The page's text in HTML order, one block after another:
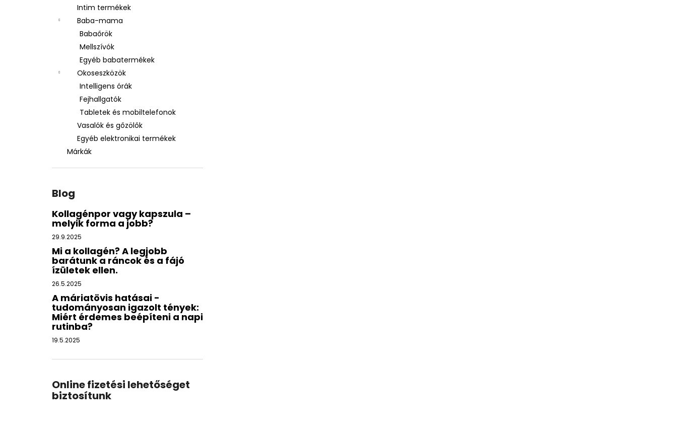
Intim termékek
Baba-mama
Babaőrök
Mellszívók
Egyéb babatermékek
Okoseszközök
Intelligens órák
Fejhallgatók
Tabletek és mobiltelefonok
Vasalók és gőzölők
Egyéb elektronikai termékek
Márkák
Blog
Kollagénpor vagy kapszula –
melyik forma a jobb?
29.9.2025
Mi a kollagén? A legjobb
barátunk a ráncok és a fájó
ízületek ellen.
26.5.2025
A máriatövis hatásai -
tudományosan igazolt tények:
Miért érdemes beépíteni a napi
rutinba?
19.5.2025
Online fizetési lehetőséget
biztosítunk